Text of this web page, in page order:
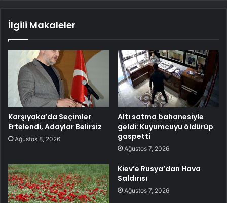
İlgili Makaleler
Karşıyaka’da Seçimler
Ertelendi, Adaylar Belirsiz
Ağustos 8, 2026
Altı satma bahanesiyle
geldi: Kuyumcuyu öldürüp
gaspetti
Ağustos 7, 2026
Kiev’e Rusya’dan Hava
Saldırısı
Ağustos 7, 2026